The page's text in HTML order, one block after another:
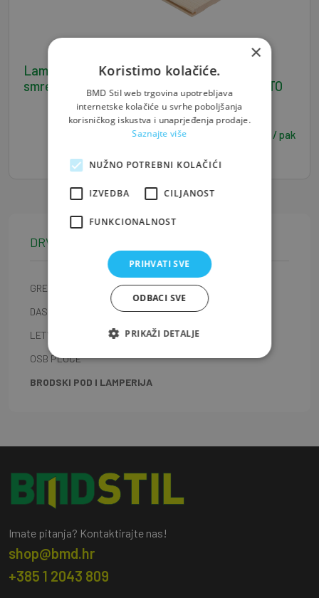
Lamperija 19 x 146 x 4000 mm Obla -
smreka/jela A/B klasa - 3,504 m2/pak BRUTO
€ / pak
DRVENA GRAĐA
GREDE
DASKE I FOSNE
LETVE I ŠTAFLE
OSB PLOČE
BRODSKI POD I LAMPERIJA
Imate pitanja? Kontaktirajte nas!
shop@bmd.hr
+385 1 2043 809
×
Koristimo kolačiće.
BMD Stil web trgovina upotrebljava
internetske kolačiće u svrhe poboljšanja
korisničkog iskustva i unaprjeđenja prodaje.
Saznajte više
NUŽNO POTREBNI KOLAČIĆI
IZVEDBA CILJANOST
FUNKCIONALNOST
PRIHVATI SVE
ODBACI SVE
PRIKAŽI DETALJE